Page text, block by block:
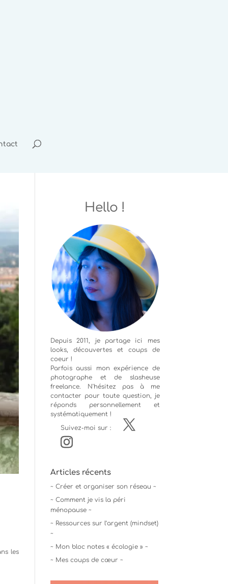
les
Hello !
Depuis 2011, je partage ici mes
looks, découvertes et coups de
coeur !
Parfois aussi mon expérience de
photographeet de slasheuse
freelance. N'hésitez pas à me
contacter pour toute question, je
réponds personnellement et
systématiquement !
Suivez-moi sur :
Articles récents
~ Créer et organiser son réseau ~
~ Comment je vis la péri
ménopause ~
~ Ressources sur l’argent (mindset)
~
~ Mon bloc notes « écologie » ~
~ Mes coups de cœur ~